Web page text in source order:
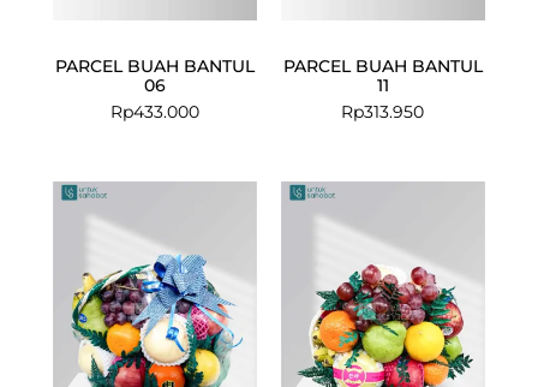
PARCEL BUAH BANTUL
06
Rp433.000
PARCEL BUAH BANTUL
11
Rp313.950